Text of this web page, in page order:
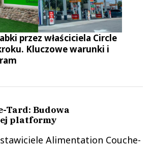
przez właściciela Circle
Kluczowe warunki i
Tard: Budowa
platformy
Alimentation Couche-